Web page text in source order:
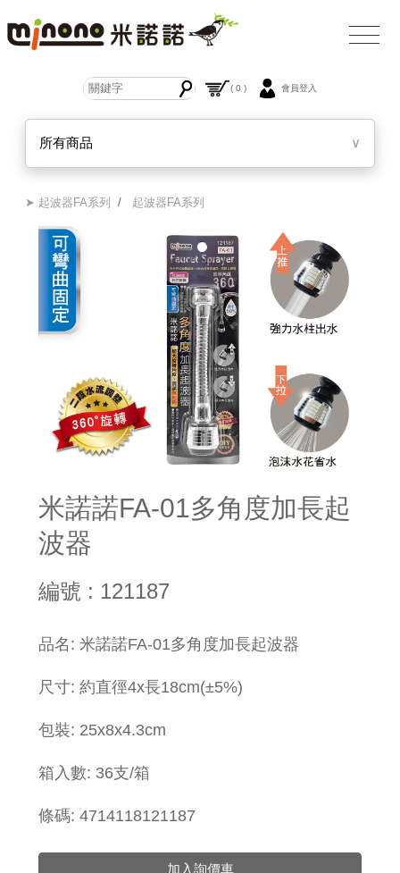
( 0 ) 會員登入
所有商品 ∨
➤ 起波器FA系列 / 起波器FA系列
米諾諾FA-01多角度加長起
波器
編號 : 121187
品名: 米諾諾FA-01多角度加長起波器
尺寸: 約直徑4x長18cm(±5%)
包裝: 25x8x4.3cm
箱入數: 36支/箱
條碼: 4714118121187
加入詢價車